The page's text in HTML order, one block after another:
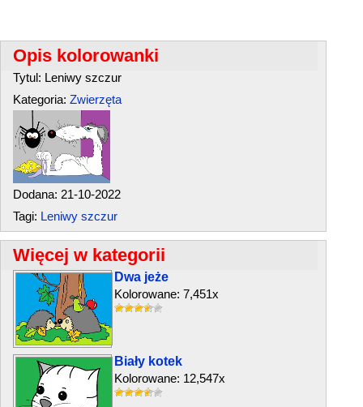
Opis kolorowanki
Tytul: Leniwy szczur
Kategoria: Zwierzęta
Dodana: 21-10-2022
Tagi: Leniwy szczur
Więcej w kategorii
Dwa jeże
Kolorowane: 7,451x
Biały kotek
Kolorowane: 12,547x